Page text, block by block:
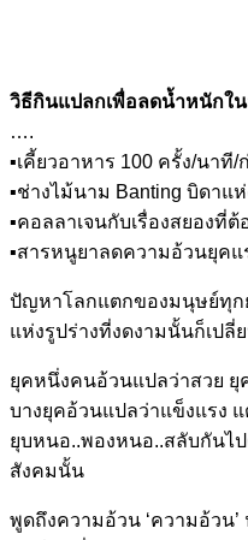
วิธีกินแปลกเพื่อลดน้ำหนักใ
….
▪เคี้ยวอาหาร 100 ครั้ง/นาที
▪ช่างไม้นาม Banting บิดาแ
▪คอลลาเจนกับเรื่องสยองที่ต้
▪สารหนูยาลดความอ้วนยุคแ
ปัญหาโลกแตกของมนุษย์ทุก
แห่งรูปร่างที่งดงามนั้นก็เปลี่
ยุคหนึ่งคนอ้วนแปลว่าสวย ยุ
บางยุคอ้วนแปลว่าแข็งแรง
ยุบหนอ..พองหนอ..สลับกันไ
สังคมนั้น
พูดถึงความอ้วน ‘ความอ้วน